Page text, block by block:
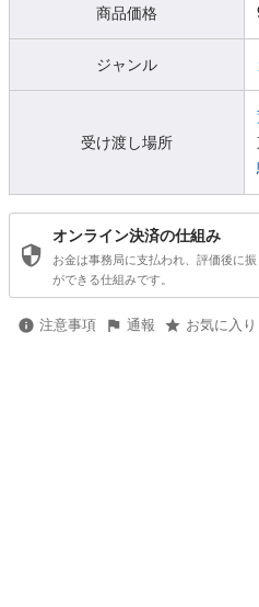
商品価格
ジャンル
受け渡し場所
オンライン決済の仕組み
お金は事務局に支払われ、評価後に
ができる仕組みです。
注意事項 通報 お気に入